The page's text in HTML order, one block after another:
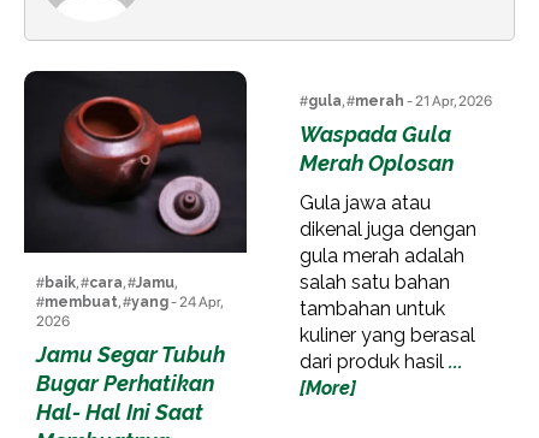
#baik, #cara, #Jamu,
#membuat, #yang- 24 Apr,
2026
Jamu Segar Tubuh
Bugar Perhatikan
Hal- Hal Ini Saat
#gula, #merah - 21 Apr, 2026
Waspada Gula
Merah Oplosan
Gula jawa atau
dikenal juga dengan
gula merah adalah
salah satu bahan
tambahan untuk
kuliner yang berasal
dari produk hasil ...
[More]